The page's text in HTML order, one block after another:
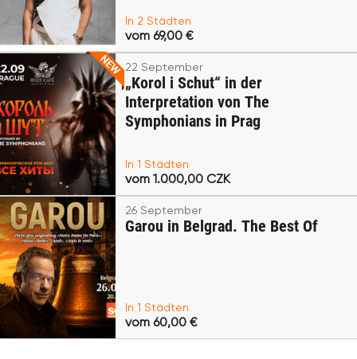
In 2 Städten
vom 69,00 €
22 September
„Korol i Schut“ in der
Interpretation von The
Symphonians in Prag
In 1 Städten
vom 1.000,00 CZK
26 September
Garou in Belgrad. The Best Of
In 1 Städten
vom 60,00 €